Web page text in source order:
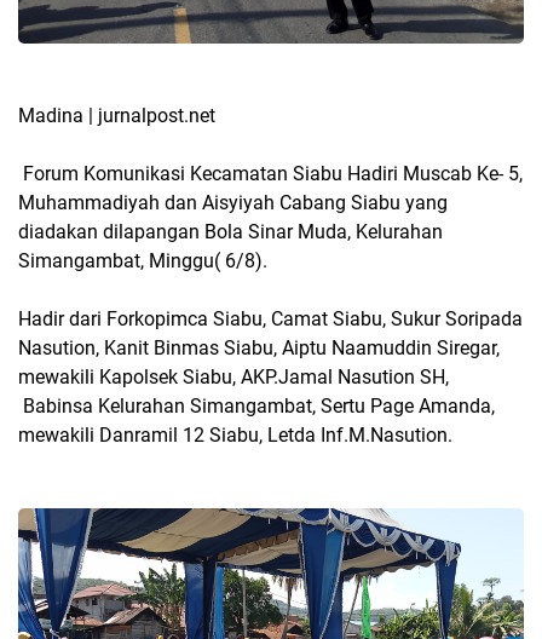
Madina | jurnalpost.net
Forum Komunikasi Kecamatan Siabu Hadiri Muscab Ke- 5,
Muhammadiyah dan Aisyiyah Cabang Siabu yang
diadakan dilapangan Bola Sinar Muda, Kelurahan
Simangambat, Minggu( 6/8).
Hadir dari Forkopimca Siabu, Camat Siabu, Sukur Soripada
Nasution, Kanit Binmas Siabu, Aiptu Naamuddin Siregar,
mewakili Kapolsek Siabu, AKP.Jamal Nasution SH,
Babinsa Kelurahan Simangambat, Sertu Page Amanda,
mewakili Danramil 12 Siabu, Letda Inf.M.Nasution.